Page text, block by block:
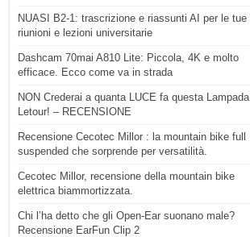
NUASI B2-1: trascrizione e riassunti AI per le tue
riunioni e lezioni universitarie
Dashcam 70mai A810 Lite: Piccola, 4K e molto
efficace. Ecco come va in strada
NON Crederai a quanta LUCE fa questa Lampada
Letour! – RECENSIONE
Recensione Cecotec Millor : la mountain bike full
suspended che sorprende per versatilità.
Cecotec Millor, recensione della mountain bike
elettrica biammortizzata.
Chi l’ha detto che gli Open-Ear suonano male?
Recensione EarFun Clip 2